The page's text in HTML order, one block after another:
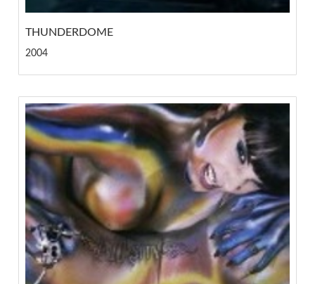
THUNDERDOME
2004